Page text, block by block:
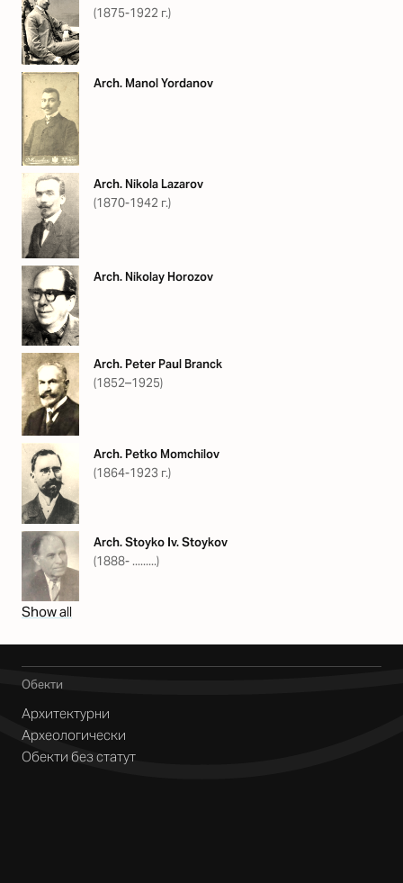
(1875-1922 г.)
Arch. Manol Yordanov
Arch. Nikola Lazarov
(1870-1942 г.)
Arch. Nikolay Horozov
Arch. Peter Paul Branck
(1852–1925)
Arch. Petko Momchilov
(1864-1923 г.)
Arch. Stoyko Iv. Stoykov
(1888- .........)
Show all
Обекти
Архитектурни
Археологически
Обекти без статут